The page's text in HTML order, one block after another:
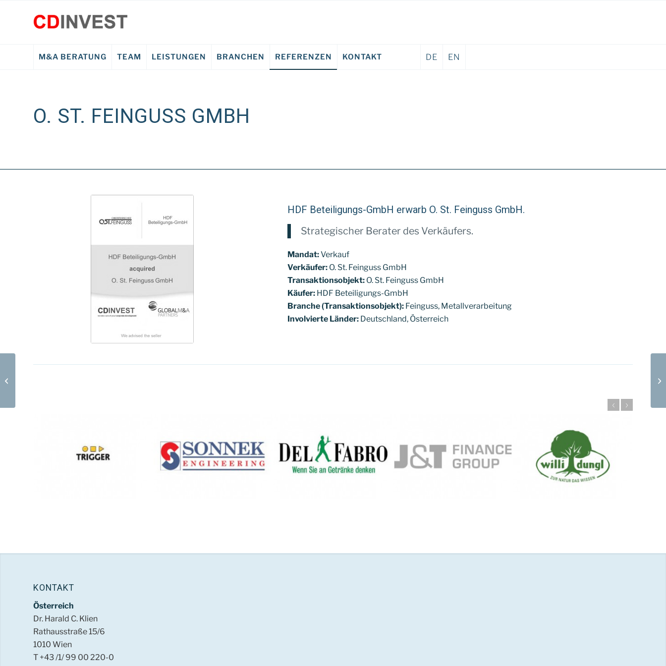
M&A BERATUNG TEAM LEISTUNGEN BRANCHEN REFERENZEN KONTAKT DE EN
O. ST. FEINGUSS GMBH
HDF Beteiligungs-GmbH erwarb O. St. Feinguss GmbH.
Strategischer Berater des Verkäufers.
Mandat:Verkauf
Verkäufer: O. St. Feinguss GmbH
Transaktionsobjekt: O. St. Feinguss GmbH
Käufer: HDF Beteiligungs-GmbH
Branche (Transaktionsobjekt): Feinguss, Metallverarbeitung
Involvierte Länder: Deutschland, Österreich
KONTAKT
Österreich
Dr. Harald C. Klien
Rathausstraße 15/6
1010 Wien
T +43 /1/ 99 00 220-0